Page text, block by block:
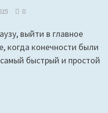
0
выйти в главное
когда конечности были
быстрый и простой